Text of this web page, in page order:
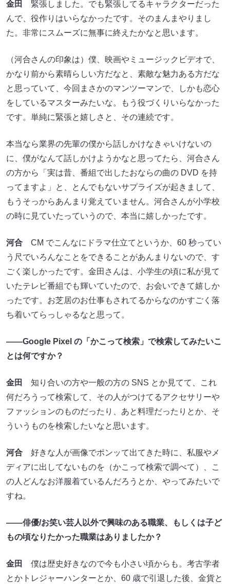
金田
緊張しました。でも緊張してるキャラクターだった
んで、役作りはいらなかったです。そのまんまやりまし
た。非常にスムーズに無事に終えたかなと思います。
（河合さんの印象は）僕、映画やミュージックビデオで、
かなり前から素晴らしい方だなと、素敵な魅力ある方だな
と思っていて、今回まさかのマンツーマンで、しかも恋心
をしているマスターみたいな。もう役づくりいらなかった
です。単純に緊張と嬉しさと、その連続です。
本当なら業界の先輩の僕から話しかけなきゃいけないの
に、僕がなんて話しかけようかなと思ってたら、河合さん
の方から「実は昔、番組で出したおならの曲の DVD を持
ってますよ」と、とんでもないサプライズが起きまして、
もうそっからあんまり覚えていません。河合さんが小学校
の時に見ていたっていうので、本当に嬉しかったです。
河合 CM でこんなにドラマ仕立てというか、60 秒ってい
う尺でいろんなことをできることがあんまりないので、す
ごく楽しかったです。金田さんは、小学生の頃に私が見て
いたテレビ番組でも輝いていたので、お会いできて嬉しか
ったです。お芝居のお仕事もされてるからなのかすごく落
ち着いてらっしゃるなと思って。
――Google Pixel の「かこって検索」で検索してみたいこ
とは何ですか？
金田
知り合いの方や一般の方の SNS とか見てて、これ
何だろうって検索して、その人がつけてるアクセサリーや
ファッションのものだったり、あと料理だったりとか、そ
ういうものを検索したいなと思います。
河合 好きな人が画像でポンッて出てきた時に、私服やメ
ディアに出してないものを（かこって検索で調べて）、こ
の人どんなお洋服着ているんだろうとか、やってみたいで
すね。
――俳優/お笑い芸人以外で興味のある職業、もしくは子ど
もの頃なりたかった職業はありましたか？
金田
僕は歴史好きなので今も小さい頃からも。考古学者
とかトレジャーハンターとか、60 歳で引退した後、金貨と